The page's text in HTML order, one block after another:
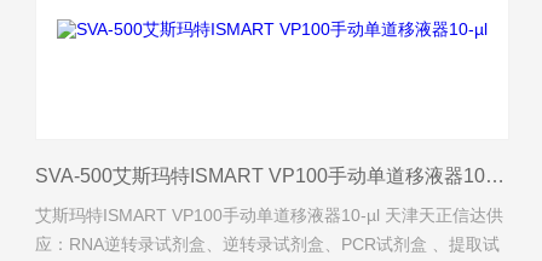
SVA-500艾斯玛特ISMART VP100手动单道移液器10-µl
艾斯玛特ISMART VP100手动单道移液器10-µl 天津天正信达供
应：RNA逆转录试剂盒、逆转录试剂盒、PCR试剂盒 、提取试